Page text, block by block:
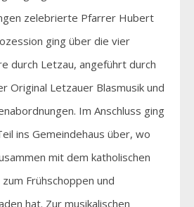
zelebrierte Pfarrer Hubert
ging über die vier
durch Letzau, angeführt durch
Original Letzauer Blasmusik und
Im Anschluss ging
ins Gemeindehaus über, wo
mit dem katholischen
Frühschoppen und
hat. Zur musikalischen